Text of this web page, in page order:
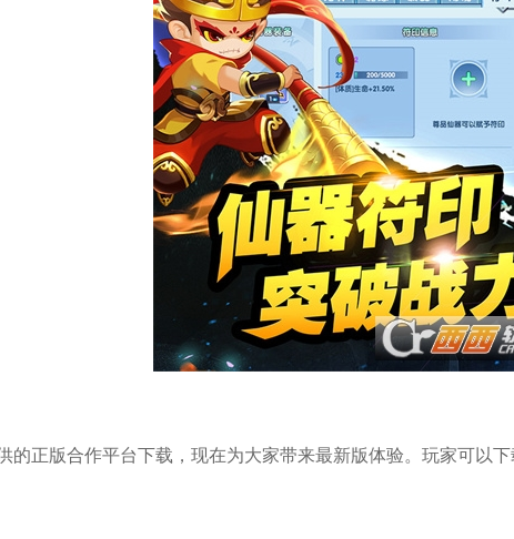
正版合作平台下载，现在为大家带来最新版体验。玩家可以